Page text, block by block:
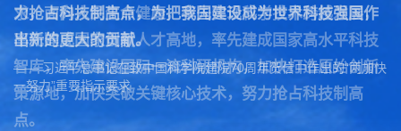
求，面向人民生命健康，率先实现科学技术跨越发展，
率先建成国家创新人才高地，率先建成国家高水平科技
智库，率先建设国际一流科研机构，加快打造原始创新
策源地，加快突破关键核心技术，努力抢占科技制高
点。
力抢占科技制高点，为把我国建设成为世界科技强国作
出新的更大的贡献。
—— 习近平总书记在致中国科学院建院70周年贺信中作出的“两加快
一努力”重要指示要求